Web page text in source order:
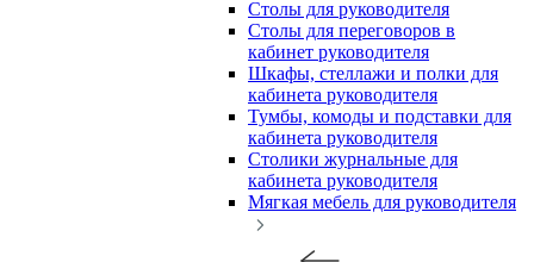
Столы для руководителя
Столы для переговоров в
кабинет руководителя
Шкафы, стеллажи и полки для
кабинета руководителя
Тумбы, комоды и подставки для
кабинета руководителя
Столики журнальные для
кабинета руководителя
Мягкая мебель для руководителя